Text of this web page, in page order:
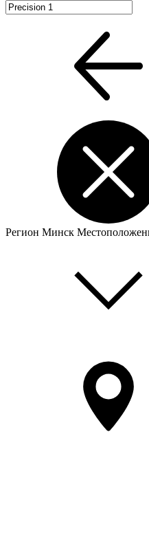
Регион Минск